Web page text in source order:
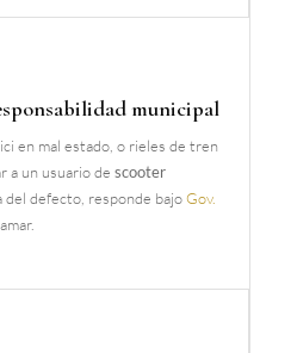
municipal
en mal estado, o rieles de tren
a un usuario de scooter
del defecto, responde bajoGov.